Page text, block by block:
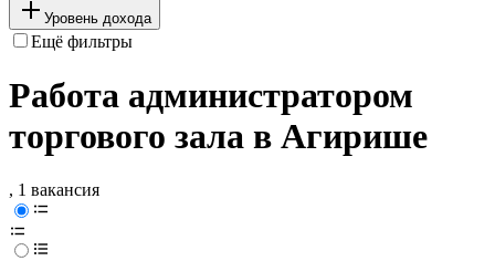
Уровень дохода
Ещё фильтры
Работа администратором
торгового зала в Агирише
, 1 вакансия